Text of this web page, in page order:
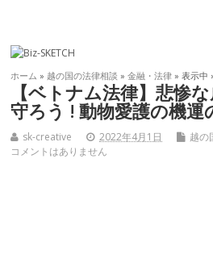
ホーム » 越の国の法律相談 »金融・法律 » 表示中
【ベトナム法律】悲惨
守ろう ! 動物愛護の機運
sk-creative 2022年4月1日 越の
コメントはありません